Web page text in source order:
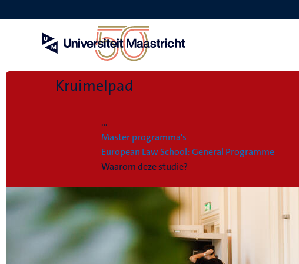
en
Kruimelpad
...
Master programma's
European Law School: General Programme
Waarom deze studie?